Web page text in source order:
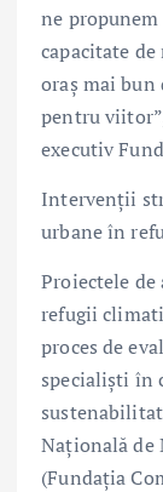
ne
capacitate de
oraș mai
pentru
executiv
Intervenții
urbane în
Proiectele
refugii
proces de
specialiști în
Națională de
(Fundația